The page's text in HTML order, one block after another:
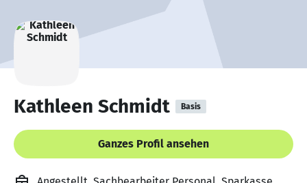
Kathleen Schmidt Basis
Ganzes Profil ansehen